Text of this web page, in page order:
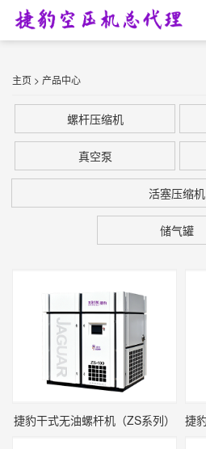
主页 > 产品中心
螺杆压缩机
真空泵
活塞压缩机
储气罐
捷豹干式无油螺杆机（ZS系列）